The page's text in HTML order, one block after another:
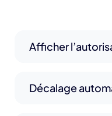
Afficher
Décalage